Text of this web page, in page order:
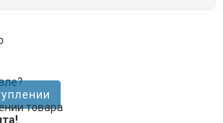
товара